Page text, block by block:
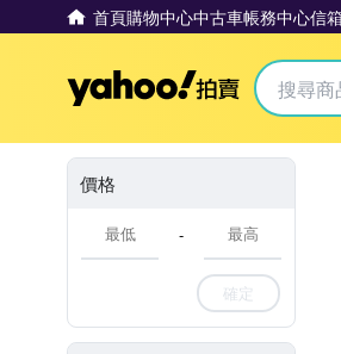
首頁購物中心中古車帳務中心信
Yahoo拍賣
價格
-
確定